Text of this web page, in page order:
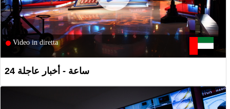
Video in diretta
24 ساعة - أخبار عاجلة